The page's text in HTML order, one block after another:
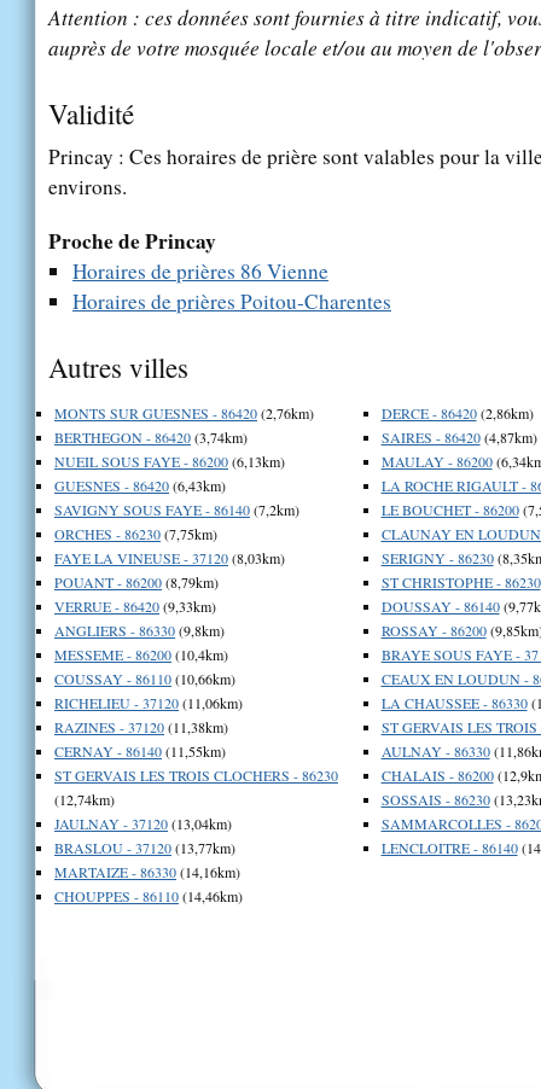
Attention : ces données sont fournies à titre indicatif,
auprès de votre mosquée locale et/ou au moyen de
Validité
Princay : Ces horaires de prière sont valables pour la
environs.
Proche de Princay
Horaires de prières 86 Vienne
Horaires de prières Poitou-Charentes
Autres villes
MONTS SUR GUESNES - 86420(2,76km)
BERTHEGON - 86420(3,74km)
NUEIL SOUS FAYE - 86200(6,13km)
GUESNES - 86420(6,43km)
SAVIGNY SOUS FAYE - 86140(7,2km)
ORCHES - 86230(7,75km)
FAYE LA VINEUSE - 37120(8,03km)
POUANT - 86200(8,79km)
VERRUE - 86420(9,33km)
ANGLIERS - 86330(9,8km)
MESSEME - 86200(10,4km)
COUSSAY - 86110(10,66km)
RICHELIEU - 37120(11,06km)
RAZINES - 37120(11,38km)
CERNAY - 86140(11,55km)
ST GERVAIS LES TROIS CLOCHERS - 86230
(12,74km)
JAULNAY - 37120(13,04km)
BRASLOU - 37120(13,77km)
MARTAIZE - 86330(14,16km)
CHOUPPES - 86110(14,46km)
DERCE - 86420(2,86km)
SAIRES - 86420(4,87km)
MAULAY - 86200
LA ROCHE RIGAULT -
LE BOUCHET - 86200
CLAUNAY EN LOUDUN
SERIGNY - 86230
ST CHRISTOPHE - 86230
DOUSSAY - 86140
ROSSAY - 86200
BRAYE SOUS FAYE -
CEAUX EN LOUDUN -
LA CHAUSSEE - 86330
ST GERVAIS LES
AULNAY - 86330
CHALAIS - 86200
SOSSAIS - 86230
SAMMARCOLLES -
LENCLOITRE - 86140